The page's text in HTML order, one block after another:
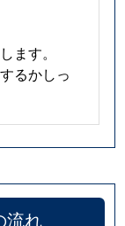
ます。
るかしっ
流れ